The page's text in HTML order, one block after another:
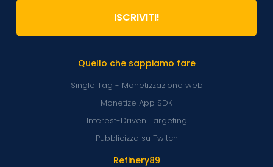
Refinery89
Quello che sappiamo fare
Single Tag - Monetizzazione web
Monetize App SDK
Interest-Driven Targeting
Pubblicizza su Twitch
ISCRIVITI!